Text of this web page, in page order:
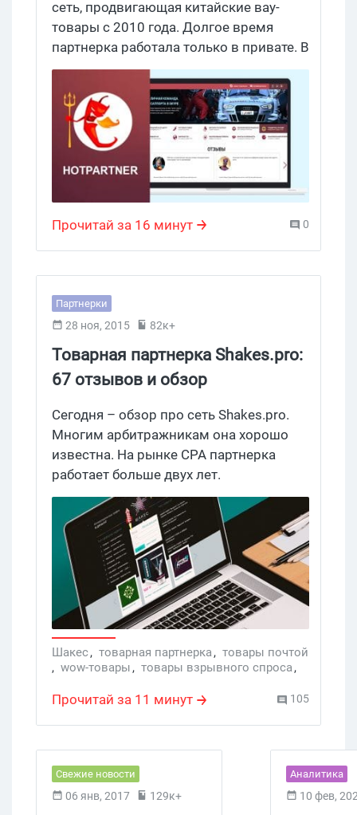
сеть, продвигающая китайские вау-
товары с 2010 года. Долгое время
партнерка работала только в привате. В
2014 сеть году вышла в паблик.
Прочитай за 16 минут 0
Партнерки
28 ноя, 2015 82к+
Товарная партнерка Shakes.pro:
67 отзывов и обзор
Сегодня – обзор про сеть Shakes.pro.
Многим арбитражникам она хорошо
известна. На рынке CPA партнерка
работает больше двух лет.
Специализируются Shakes на продаже
товаров импульсного спроса. Впрочем,
не одни они на этом специализируется.
Ведь еще и другие есть. И много. А чем
Шакесы отличаются от остальных? Есть
ли какие-нибудь причины, чтобы свой
траф (или хотя бы часть его) снимать с
других ПП и лить именно на Шакесов?
Попробуем разобраться.
Шакес, товарная партнерка, товары почтой
, wow-товары, товары взрывного спроса,
Прочитай за 11 минут 105
Свежие новости
06 янв, 2017 129к+
Аналитика
10 фев,